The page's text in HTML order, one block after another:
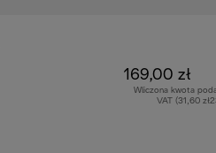
169,00 zł
Wliczona kwota
VAT (31,60